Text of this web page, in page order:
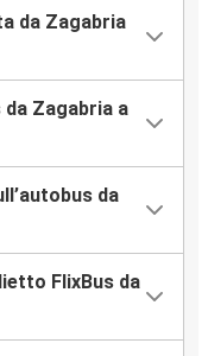
da Zagabria
Zagabria a
da
FlixBus da